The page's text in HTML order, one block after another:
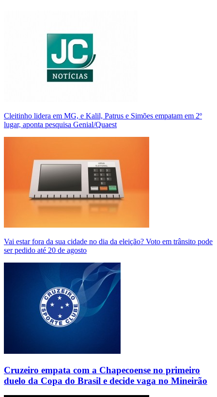
Cleitinho lidera em MG, e Kalil, Patrus e Simões empatam em 2º
lugar, aponta pesquisa Genial/Quaest
Vai estar fora da sua cidade no dia da eleição? Voto em trânsito pode
ser pedido até 20 de agosto
Cruzeiro empata com a Chapecoense no primeiro
duelo da Copa do Brasil e decide vaga no Mineirão